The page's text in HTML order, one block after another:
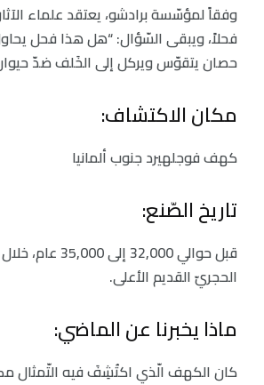
وفقاً لمؤسّسة برادشو، يعتقد علماء
فحلاً، ويبقى السّؤال: “هل هذا فحل
حصان يتقوّس ويركل إلى الخَلف ضدّ
مكان الاكتشاف:
كهف فوجلهيرد جنوب ألمانيا
تاريخ الصّنع:
قبل حوالي 32,000
الحجريّ القديم الأعلى.
ماذا يخبرنا عن الماضي:
كان الكهف الّذي اكتُشِفَ فيه التّمثال